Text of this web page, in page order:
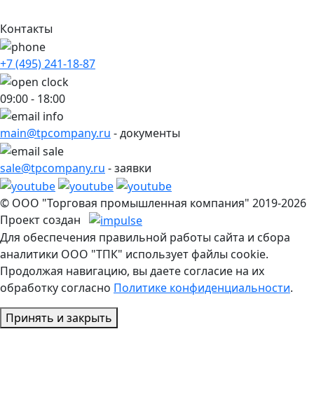
Контакты
+7 (495) 241-18-87
09:00 - 18:00
main@tpcompany.ru - документы
sale@tpcompany.ru - заявки
© ООО "Торговая промышленная компания" 2019-2026
Проект создан
Для обеспечения правильной работы сайта и сбора
аналитики ООО "ТПК" использует файлы cookie.
Продолжая навигацию, вы даете согласие на их
обработку согласно Политике конфиденциальности.
Принять и закрыть